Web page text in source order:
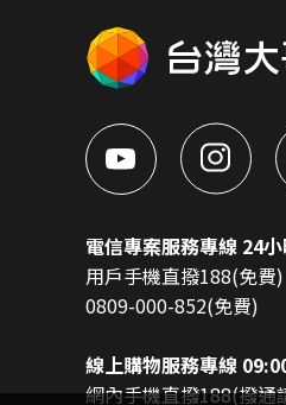
電信專案服務專線 24
用戶手機直撥188(免費)
0809-000-852(免費)
線上購物服務專線
網內手機直撥188(撥通